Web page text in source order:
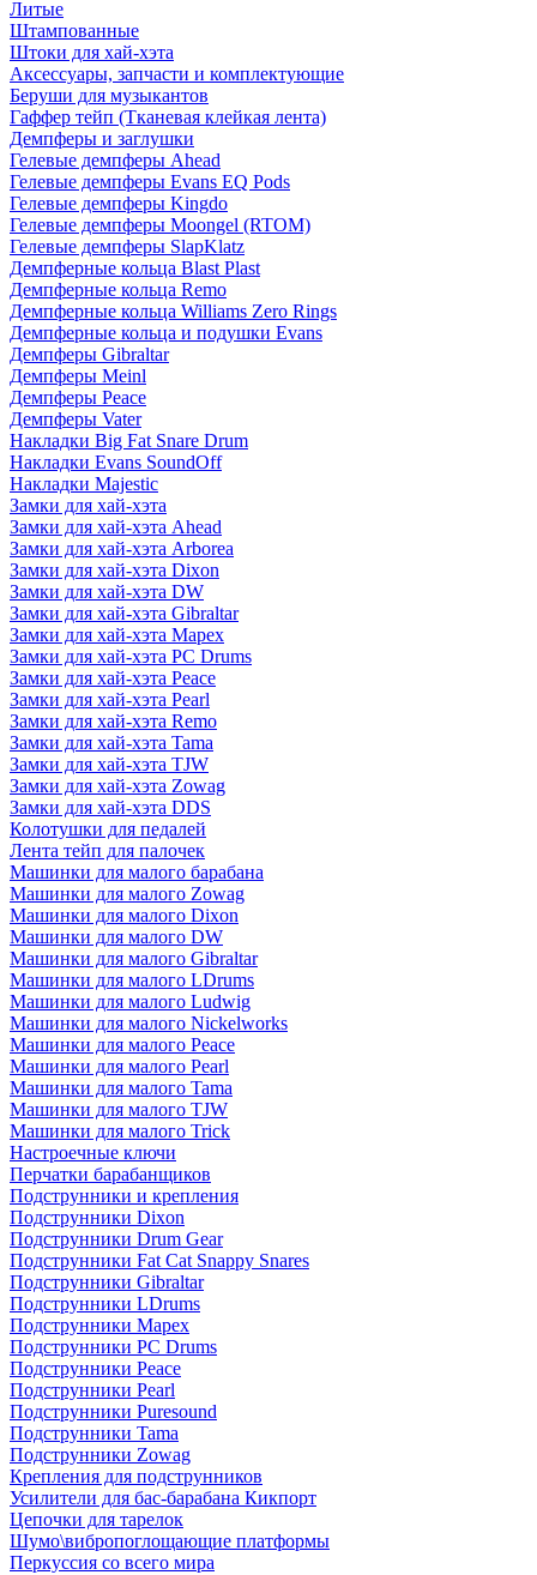
Литые
Штампованные
Штоки для хай-хэта
Аксессуары, запчасти и комплектующие
Беруши для музыкантов
Гаффер тейп (Тканевая клейкая лента)
Демпферы и заглушки
Гелевые демпферы Ahead
Гелевые демпферы Evans EQ Pods
Гелевые демпферы Kingdo
Гелевые демпферы Moongel (RTOM)
Гелевые демпферы SlapKlatz
Демпферные кольца Blast Plast
Демпферные кольца Remo
Демпферные кольца Williams Zero Rings
Демпферные кольца и подушки Evans
Демпферы Gibraltar
Демпферы Meinl
Демпферы Peace
Демпферы Vater
Накладки Big Fat Snare Drum
Накладки Evans SoundOff
Накладки Majestic
Замки для хай-хэта
Замки для хай-хэта Ahead
Замки для хай-хэта Arborea
Замки для хай-хэта Dixon
Замки для хай-хэта DW
Замки для хай-хэта Gibraltar
Замки для хай-хэта Mapex
Замки для хай-хэта PC Drums
Замки для хай-хэта Peace
Замки для хай-хэта Pearl
Замки для хай-хэта Remo
Замки для хай-хэта Tama
Замки для хай-хэта TJW
Замки для хай-хэта Zowag
Замки для хай-хэта DDS
Колотушки для педалей
Лента тейп для палочек
Машинки для малого барабана
Машинки для малого Zowag
Машинки для малого Dixon
Машинки для малого DW
Машинки для малого Gibraltar
Машинки для малого LDrums
Машинки для малого Ludwig
Машинки для малого Nickelworks
Машинки для малого Peace
Машинки для малого Pearl
Машинки для малого Tama
Машинки для малого TJW
Машинки для малого Trick
Настроечные ключи
Перчатки барабанщиков
Подструнники и крепления
Подструнники Dixon
Подструнники Drum Gear
Подструнники Fat Cat Snappy Snares
Подструнники Gibraltar
Подструнники LDrums
Подструнники Mapex
Подструнники PC Drums
Подструнники Peace
Подструнники Pearl
Подструнники Puresound
Подструнники Tama
Подструнники Zowag
Крепления для подструнников
Усилители для бас-барабана Кикпорт
Цепочки для тарелок
Шумо\вибропоглощающие платформы
Перкуссия со всего мира